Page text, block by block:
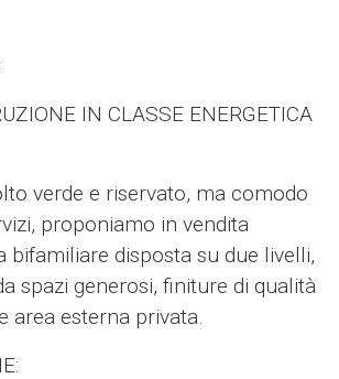
IN CLASSE ENERGETICA
verde e riservato, ma comodo
proponiamo in vendita
bifamiliare disposta su due livelli,
spazi generosi, finiture di qualità
area esterna privata.